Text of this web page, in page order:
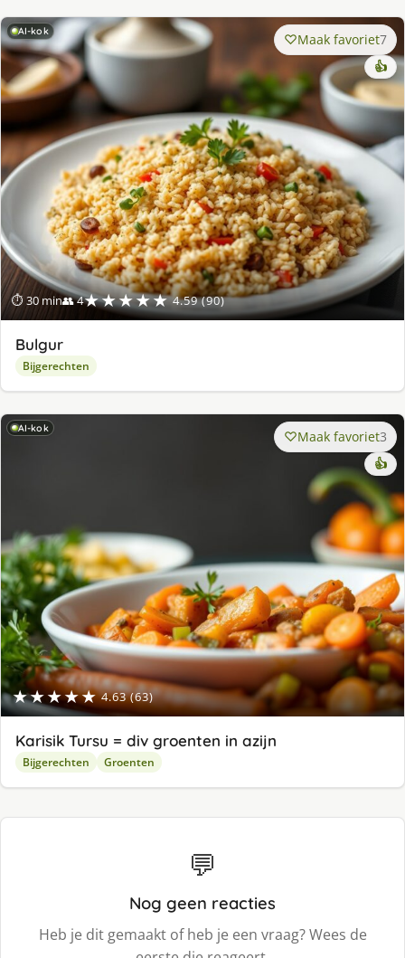
AI-kok
⏱ 30 min👥 4★★★★★ 4.59 (90)
Maak favoriet7
👍
Bulgur
Bijgerechten
AI-kok
★★★★★ 4.63 (63)
Maak favoriet3
👍
Karisik Tursu = div groenten in azijn
Bijgerechten Groenten
💬
Nog geen reacties
Heb je dit gemaakt of heb je een vraag? Wees de